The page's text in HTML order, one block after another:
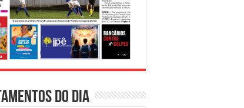
do dia